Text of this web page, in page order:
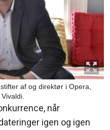
af og direktør i Opera,
når
igen og igen